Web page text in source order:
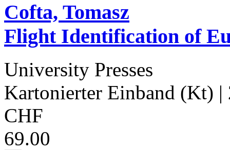
Cofta, Tomasz
Flight Identification of
University Presses
Kartonierter Einband (Kt) |
CHF
69.00